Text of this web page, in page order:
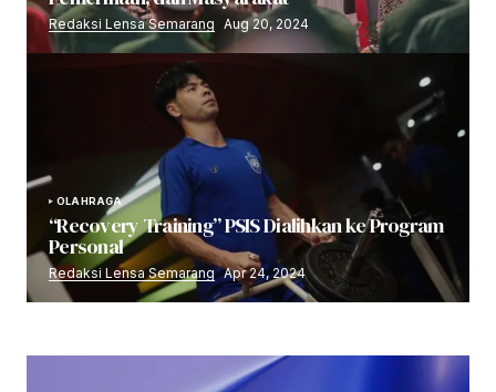
Redaksi Lensa Semarang Aug 20, 2024
OLAHRAGA
“Recovery Training” PSIS Dialihkan ke Program
Personal
Redaksi Lensa Semarang Apr 24, 2024